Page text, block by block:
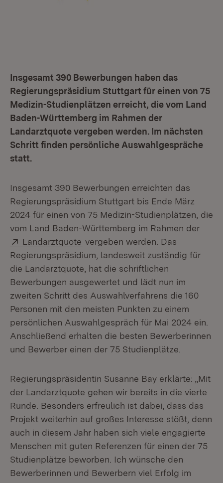
Insgesamt 390 Bewerbungen haben das
Regierungspräsidium Stuttgart für einen von 75
Medizin-Studienplätzen erreicht, die vom Land
Baden-Württemberg im Rahmen der
Landarztquote vergeben werden. Im nächsten
Schritt finden persönliche Auswahlgespräche
statt.
Insgesamt 390 Bewerbungen erreichten das
Regierungspräsidium Stuttgart bis Ende März
2024 für einen von 75 Medizin-Studienplätzen, die
vom Land Baden-Württemberg im Rahmen der
Extern:
Landarztquote (Öffnet in neuem Fenster)
vergeben werden. Das
Regierungspräsidium, landesweit zuständig für
die Landarztquote, hat die schriftlichen
Bewerbungen ausgewertet und lädt nun im
zweiten Schritt des Auswahlverfahrens die 160
Personen mit den meisten Punkten zu einem
persönlichen Auswahlgespräch für Mai 2024 ein.
Anschließend erhalten die besten Bewerberinnen
und Bewerber einen der 75 Studienplätze.
Regierungspräsidentin Susanne Bay erklärte: „Mit
der Landarztquote gehen wir bereits in die vierte
Runde. Besonders erfreulich ist dabei, dass das
Projekt weiterhin auf großes Interesse stößt, denn
auch in diesem Jahr haben sich viele engagierte
Menschen mit guten Referenzen für einen der 75
Studienplätze beworben. Ich wünsche den
Bewerberinnen und Bewerbern viel Erfolg im